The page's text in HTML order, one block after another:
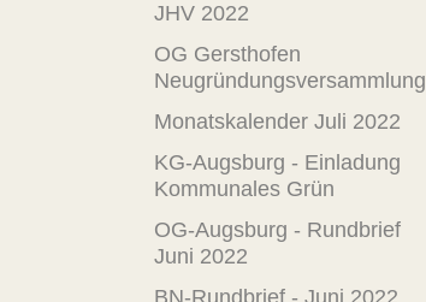
JHV 2022
OG Gersthofen
Neugründungsversammlung
Monatskalender Juli 2022
KG-Augsburg - Einladung
Kommunales Grün
OG-Augsburg - Rundbrief
Juni 2022
BN-Rundbrief - Juni 2022